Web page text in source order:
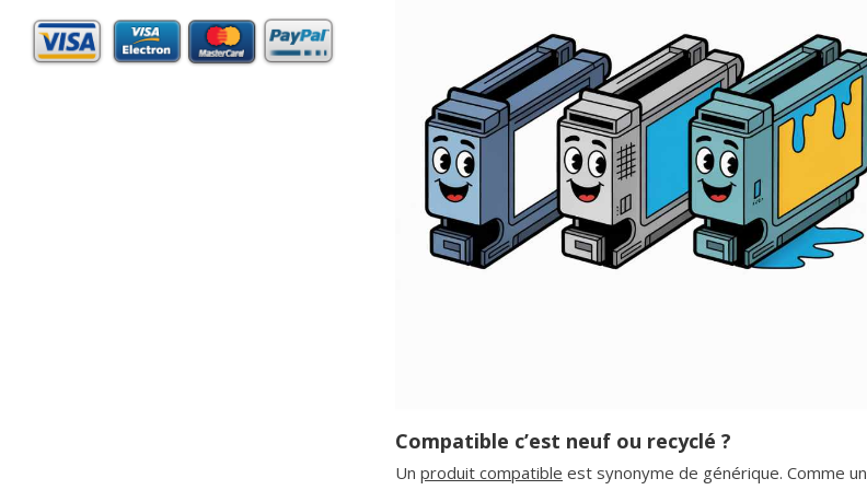
Compatible c’est neuf ou recyclé ?
Un produit compatible est synonyme de générique. Comme un